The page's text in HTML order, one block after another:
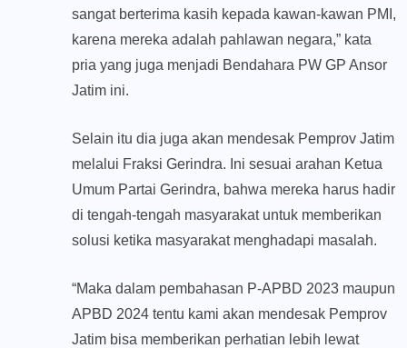
sangat berterima kasih kepada kawan-kawan PMI,
karena mereka adalah pahlawan negara,” kata
pria yang juga menjadi Bendahara PW GP Ansor
Jatim ini.
Selain itu dia juga akan mendesak Pemprov Jatim
melalui Fraksi Gerindra. Ini sesuai arahan Ketua
Umum Partai Gerindra, bahwa mereka harus hadir
di tengah-tengah masyarakat untuk memberikan
solusi ketika masyarakat menghadapi masalah.
“Maka dalam pembahasan P-APBD 2023 maupun
APBD 2024 tentu kami akan mendesak Pemprov
Jatim bisa memberikan perhatian lebih lewat